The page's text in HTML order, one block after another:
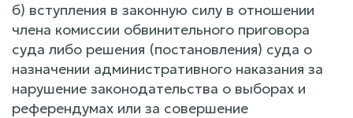
б) вступления в законную силу в отношении
члена комиссии обвинительного приговора
суда либо решения (постановления) суда о
назначении административного наказания за
нарушение законодательства о выборах и
референдумах или за совершение